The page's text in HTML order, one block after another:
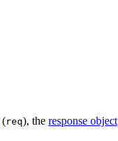
(req), the response object